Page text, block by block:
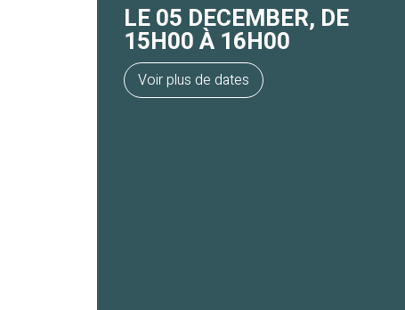
LE 05 DECEMBER, DE
15H00 À 16H00
Voir plus de dates